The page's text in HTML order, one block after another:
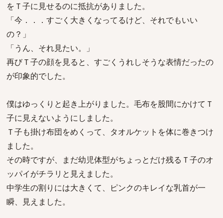
をＴ子に見せるのに抵抗がありました。
「今．．．すごく大きくなってるけど、それでもいい
の？」
「うん、それ見たい。」
再びＴ子の顔を見ると、すごくうれしそうな表情だったの
が印象的でした。
僕はゆっくりと起き上がりました。毛布を股間にかけてＴ
子に見えないようにしました。
Ｔ子も掛け布団をめくって、タオルケットを体に巻きつけ
ました。
その時ですが、まだ幼児体型がちょっとだけ残るＴ子のオ
ッパイがチラリと見えました。
中学生の割りには大きくて、ピンクのキレイな乳首が一
瞬、見えました。